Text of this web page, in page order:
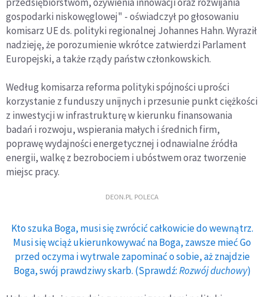
gospodarki niskowęglowej" - oświadczył po głosowaniu
komisarz UE ds. polityki regionalnej Johannes Hahn. Wyraził
nadzieję, że porozumienie wkrótce zatwierdzi Parlament
Europejski, a także rządy państw członkowskich.
Według komisarza reforma polityki spójności uprości
korzystanie z funduszy unijnych i przesunie punkt ciężkości
z inwestycji w infrastrukturę w kierunku finansowania
badań i rozwoju, wspierania małych i średnich firm,
poprawę wydajności energetycznej i odnawialne źródła
energii, walkę z bezrobociem i ubóstwem oraz tworzenie
miejsc pracy.
DEON.PL POLECA
Kto szuka Boga, musi się zwrócić całkowicie do wewnątrz.
Musi się wciąż ukierunkowywać na Boga, zawsze mieć Go
przed oczyma i wytrwale zapominać o sobie, aż znajdzie
Boga, swój prawdziwy skarb. (Sprawdź:Rozwój duchowy)